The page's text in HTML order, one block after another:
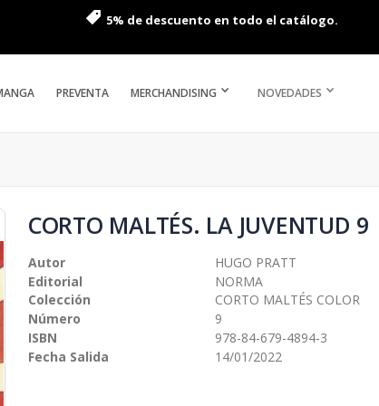
5% de descuento en todo el catálogo.
PREVENTA MERCHANDISING NOVEDADES
CORTO MALTÉS. LA JUVENTUD 9
Autor
HUGO PRATT
Editorial
NORMA
Colección
CORTO MALTÉS COLOR
Número
9
ISBN
978-84-679-4894-3
Fecha Salida
14/01/2022